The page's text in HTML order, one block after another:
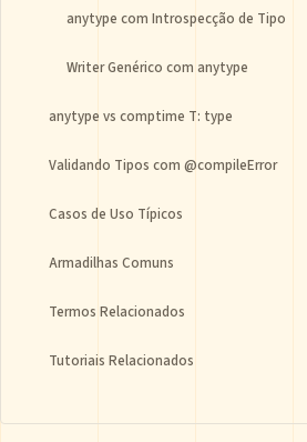
anytype com Introspecção de Tipo
Writer Genérico com anytype
anytype vs comptime T: type
Validando Tipos com @compileError
Casos de Uso Típicos
Armadilhas Comuns
Termos Relacionados
Tutoriais Relacionados